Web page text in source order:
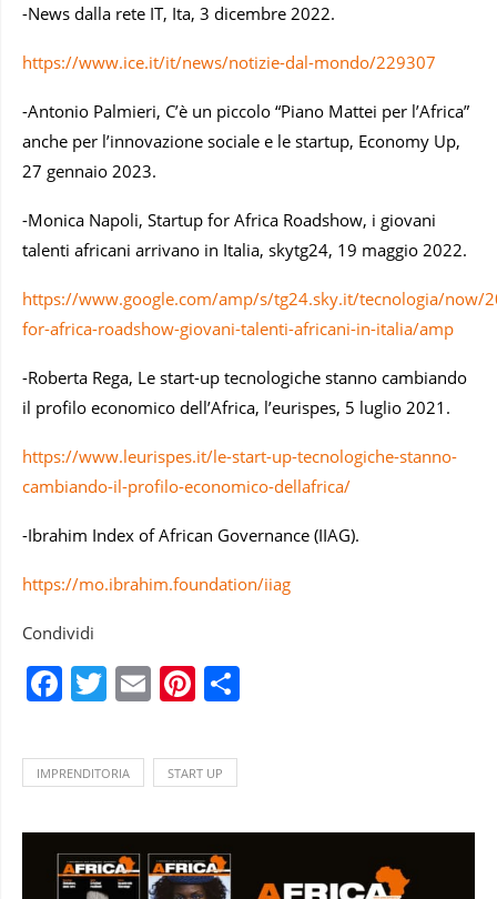
-News dalla rete IT, Ita, 3 dicembre 2022.
https://www.ice.it/it/news/notizie-dal-mondo/229307
-Antonio Palmieri, C’è un piccolo “Piano Mattei per l’Africa”
anche per l’innovazione sociale e le startup, Economy Up,
27 gennaio 2023.
-Monica Napoli, Startup for Africa Roadshow, i giovani
talenti africani arrivano in Italia, skytg24, 19 maggio 2022.
https://www.google.com/amp/s/tg24.sky.it/tecnologia/now/
for-africa-roadshow-giovani-talenti-africani-in-italia/amp
-Roberta Rega, Le start-up tecnologiche stanno cambiando
il profilo economico dell’Africa, l’eurispes, 5 luglio 2021.
https://www.leurispes.it/le-start-up-tecnologiche-stanno-
cambiando-il-profilo-economico-dellafrica/
-Ibrahim Index of African Governance (IIAG).
https://mo.ibrahim.foundation/iiag
Condividi
Facebook
Twitter
EmailPinterest
IMPRENDITORIA START UP